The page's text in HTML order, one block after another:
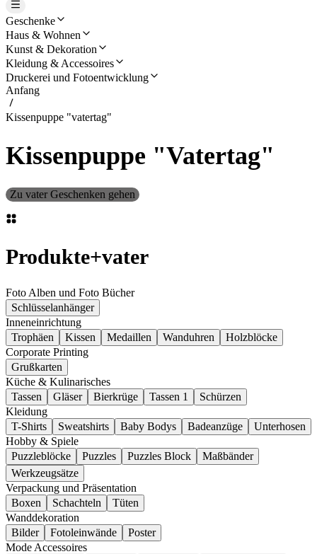
Geschenke
Haus & Wohnen
Kunst & Dekoration
Kleidung & Accessoires
Druckerei und Fotoentwicklung
Anfang
Kissenpuppe "vatertag"
Kissenpuppe "Vatertag"
Zu vater Geschenken gehen
Produkte+vater
Foto Alben und Foto Bücher
Schlüsselanhänger
Inneneinrichtung
Trophäen
Kissen Medaillen Wanduhren
Holzblöcke
Corporate Printing
Grußkarten
Küche & Kulinarisches
Tassen
Gläser Bierkrüge Tassen 1
Schürzen
Kleidung
T-Shirts
Sweatshirts Baby Bodys Badeanzüge
Unterhosen
Hobby & Spiele
Puzzleblöcke
Puzzles Puzzles Block
Maßbänder
Werkzeugsätze
Verpackung und Präsentation
Boxen
Schachteln
Tüten
Wanddekoration
Bilder
Fotoleinwände
Poster
Mode Accessoires